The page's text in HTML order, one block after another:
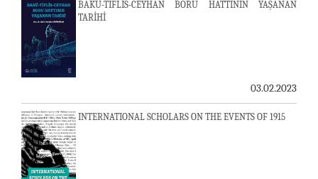
BAKÜ-TİFLİS-CEYHAN BORU HATTININ YAŞANAN
TARİHİ
03.02.2023
INTERNATIONAL SCHOLARS ON THE EVENTS OF 1915